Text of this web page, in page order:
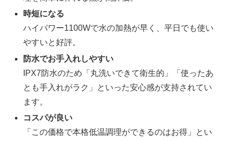
時短になる
ハイパワー1100Wで水の加熱が早く、平日でも使い
やすいと好評。
防水でお手入れしやすい
IPX7防水のため「丸洗いできて衛生的」「使ったあ
とも手入れがラク」といった安心感が支持されてい
ます。
コスパが良い
「この価格で本格低温調理ができるのはお得」とい